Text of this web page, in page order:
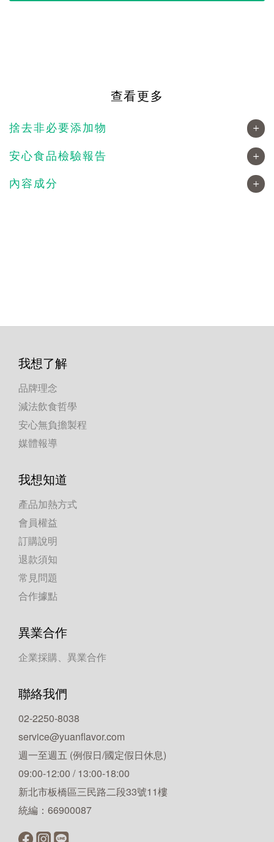
查看更多
捨去非必要添加物
安心食品檢驗報告
內容成分
我想了解
品牌理念
減法飲食哲學
安心無負擔製程
媒體報導
我想知道
產品加熱方式
會員權益
訂購說明
退款須知
常見問題
合作據點
異業合作
企業採購、異業合作
聯絡我們
02-2250-8038
service@yuanflavor.com
週一至週五 (例假日/國定假日休息)
09:00-12:00 / 13:00-18:00
新北市板橋區三民路二段33號11樓
統編：66900087